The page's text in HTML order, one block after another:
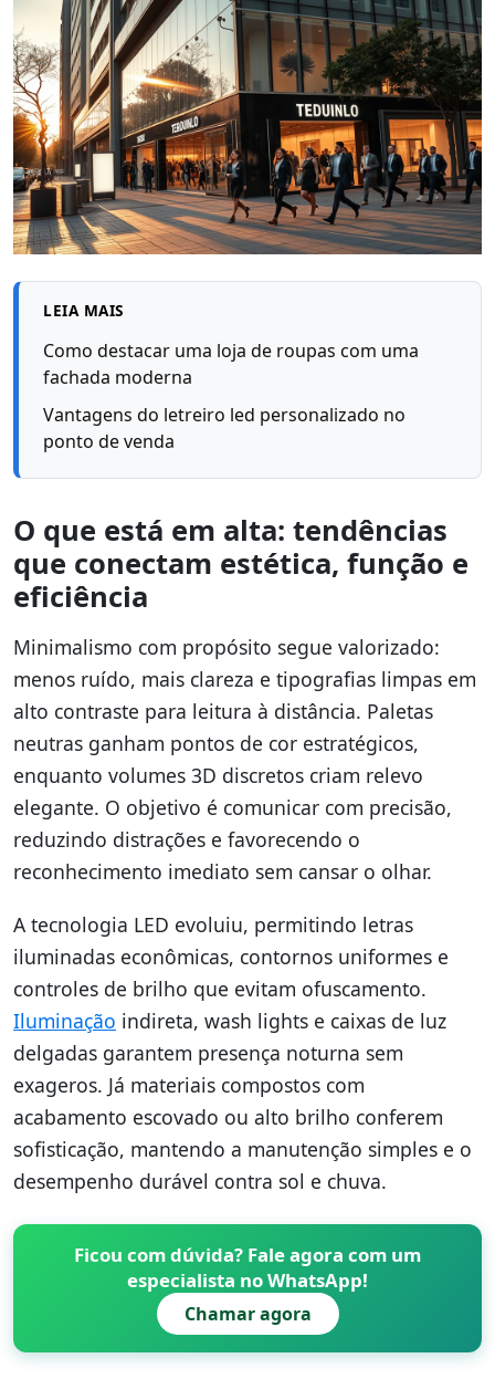
LEIA MAIS
Como destacar uma loja de roupas com uma
fachada moderna
Vantagens do letreiro led personalizado no
ponto de venda
O que está em alta: tendências
que conectam estética, função e
eficiência
Minimalismo com propósito segue valorizado:
menos ruído, mais clareza e tipografias limpas em
alto contraste para leitura à distância. Paletas
neutras ganham pontos de cor estratégicos,
enquanto volumes 3D discretos criam relevo
elegante. O objetivo é comunicar com precisão,
reduzindo distrações e favorecendo o
reconhecimento imediato sem cansar o olhar.
A tecnologia LED evoluiu, permitindo letras
iluminadas econômicas, contornos uniformes e
controles de brilho que evitam ofuscamento.
Iluminação indireta, wash lights e caixas de luz
delgadas garantem presença noturna sem
exageros. Já materiais compostos com
acabamento escovado ou alto brilho conferem
sofisticação, mantendo a manutenção simples e o
desempenho durável contra sol e chuva.
Ficou com dúvida? Fale agora com um
especialista no WhatsApp!
Chamar agora